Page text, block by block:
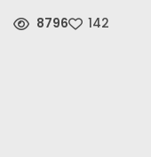
Berita
8796 142